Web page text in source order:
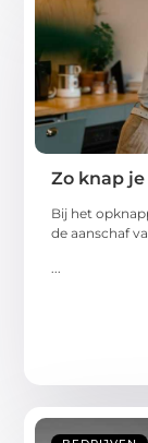
Zo knap
Bij het
de aanschaf
...